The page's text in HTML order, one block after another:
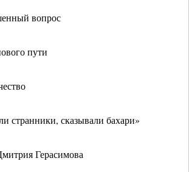
вопрос
пути
странники, сказывали бахари»
Герасимова